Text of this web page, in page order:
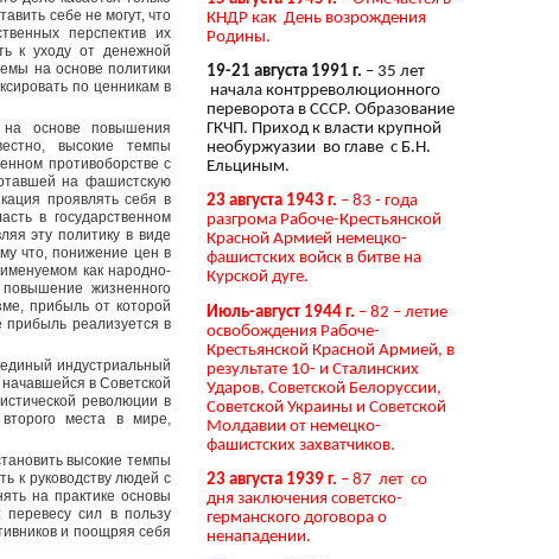
себе не могут, что
перспектив их
к уходу от денежной
на основе политики
по ценникам в
основе повышения
высокие темпы
противоборстве с
на фашистскую
проявлять себя в
в государственном
эту политику в виде
что, понижение цен в
как народно-
жизненного
прибыль от которой
прибыль реализуется в
индустриальный
в Советской
революции в
места в мире,
высокие темпы
к руководству людей с
на практике основы
перевесу сил в пользу
и поощряя себя
КНДР как День возрождения
Родины.
19-21 августа 1991 г. – 35 лет
начала контрреволюционного
переворота в СССР. Образование
ГКЧП. Приход к власти крупной
необуржуазии во главе с Б.Н.
Ельциным.
23 августа 1943 г. – 83 - года
разгрома Рабоче-Крестьянской
Красной Армией немецко-
фашистских войск в битве на
Курской дуге.
Июль-август 1944 г. – 82 – летие
освобождения Рабоче-
Крестьянской Красной Армией, в
результате 10- и Сталинских
Ударов, Советской Белоруссии,
Советской Украины и Советской
Молдавии от немецко-
фашистских захватчиков.
23 августа 1939 г. – 87 лет со
дня заключения советско-
германского договора о
ненападении.